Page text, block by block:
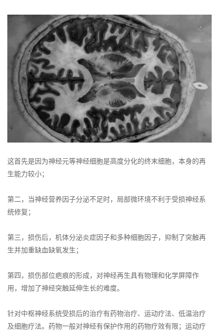
这首先是因为神经元等神经细胞是高度分化的终末细胞，本身的再
生能力较小；
第二，当神经营养因子分泌不足时，局部微环境不利于受损神经系
统修复；
第三，损伤后，机体分泌炎症因子和多种细胞因子，抑制了突触再
生并加重缺血缺氧发生；
第四，损伤部位疤痕的形成，对神经再生具有物理和化学屏障作
用，增加了神经突触延伸生长的难度。
针对中枢神经系统受损后的治疗有药物治疗、运动疗法、低温治疗
及细胞疗法。药物一般对神经有保护作用的药物疗效有限；运动疗